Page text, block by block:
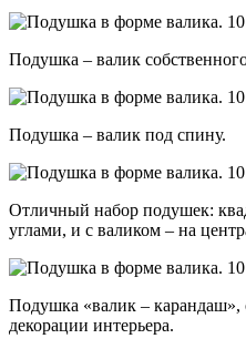
Подушка – валик
Подушка – валик под спину.
Отличный набор подушек:
углами, и с валиком – на
Подушка «валик – карандаш»,
декорации интерьера.